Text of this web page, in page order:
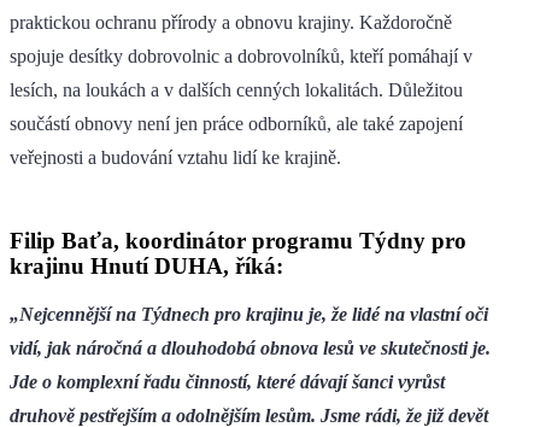
praktickou ochranu přírody a obnovu krajiny. Každoročně
spojuje desítky dobrovolnic a dobrovolníků, kteří pomáhají v
lesích, na loukách a v dalších cenných lokalitách. Důležitou
součástí obnovy není jen práce odborníků, ale také zapojení
veřejnosti a budování vztahu lidí ke krajině.
Filip Baťa, koordinátor programu Týdny pro
krajinu Hnutí DUHA, říká:
„Nejcennější na Týdnech pro krajinu je, že lidé na vlastní oči
vidí, jak náročná a dlouhodobá obnova lesů ve skutečnosti je.
Jde o komplexní řadu činností, které dávají šanci vyrůst
druhově pestřejším a odolnějším lesům. Jsme rádi, že již devět